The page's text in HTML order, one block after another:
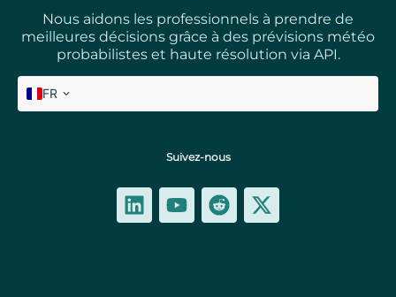
Nous aidons les professionnels à prendre de
meilleures décisions grâce à des prévisions météo
probabilistes et haute résolution via API.
FR
Suivez-nous